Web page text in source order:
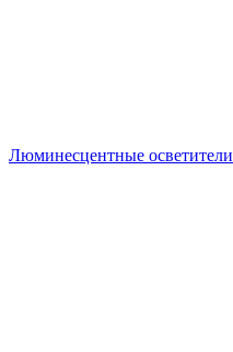
Люминесцентные осветители